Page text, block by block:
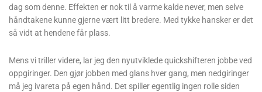
dag som denne. Effekten er nok til å varme kalde never, men selve
håndtakene kunne gjerne vært litt bredere. Med tykke hansker er det
så vidt at hendene får plass.
Mens vi triller videre, lar jeg den nyutviklede quickshifteren jobbe ved
oppgiringer. Den gjør jobben med glans hver gang, men nedgiringer
må jeg ivareta på egen hånd. Det spiller egentlig ingen rolle siden